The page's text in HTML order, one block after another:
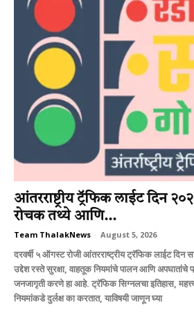
आंतरराष्ट्रीय ट्रॅफिक लाईट दिन
रोचक तथ्ये आणि...
Team ThalakNews - August 5, 2026
दरवर्षी ५ ऑगस्ट रोजी आंतरराष्ट्रीय ट्रॅफिक लाईट दिन
उद्देश रस्ते सुरक्षा, वाहतूक नियमांचे पालन आणि अपघातांचे
जनजागृती करणे हा आहे. ट्रॅफिक सिग्नलचा इतिहास,
नियमांकडे दुर्लक्ष का करतात, याविषयी जाणून घ्या